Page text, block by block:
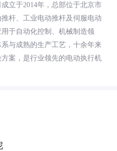
立于2014年，总部位于北京市
杆、工业电动推杆及伺服电动
于自动化控制、机械制造领
与成熟的生产工艺，十余年来
案，是行业领先的电动执行机